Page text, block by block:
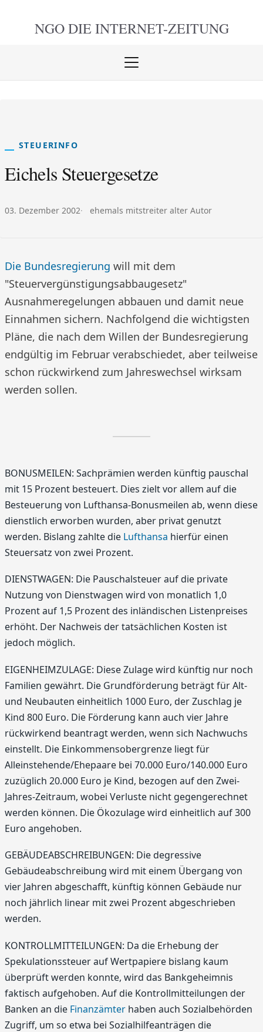
NGO DIE INTERNET-ZEITUNG
Menü
STEUERINFO
Eichels Steuergesetze
Veröffentlicht am:
03. Dezember 2002 Autor:
ehemals mitstreiter alter Autor
Die Bundesregierung will mit dem
"Steuervergünstigungsabbaugesetz"
Ausnahmeregelungen abbauen und damit neue
Einnahmen sichern. Nachfolgend die wichtigsten
Pläne, die nach dem Willen der Bundesregierung
endgültig im Februar verabschiedet, aber teilweise
schon rückwirkend zum Jahreswechsel wirksam
werden sollen.
BONUSMEILEN: Sachprämien werden künftig pauschal
mit 15 Prozent besteuert. Dies zielt vor allem auf die
Besteuerung von Lufthansa-Bonusmeilen ab, wenn diese
dienstlich erworben wurden, aber privat genutzt
werden. Bislang zahlte die Lufthansa hierfür einen
Steuersatz von zwei Prozent.
DIENSTWAGEN: Die Pauschalsteuer auf die private
Nutzung von Dienstwagen wird von monatlich 1,0
Prozent auf 1,5 Prozent des inländischen Listenpreises
erhöht. Der Nachweis der tatsächlichen Kosten ist
jedoch möglich.
EIGENHEIMZULAGE: Diese Zulage wird künftig nur noch
Familien gewährt. Die Grundförderung beträgt für Alt-
und Neubauten einheitlich 1000 Euro, der Zuschlag je
Kind 800 Euro. Die Förderung kann auch vier Jahre
rückwirkend beantragt werden, wenn sich Nachwuchs
einstellt. Die Einkommensobergrenze liegt für
Alleinstehende/Ehepaare bei 70.000 Euro/140.000 Euro
zuzüglich 20.000 Euro je Kind, bezogen auf den Zwei-
Jahres-Zeitraum, wobei Verluste nicht gegengerechnet
werden können. Die Ökozulage wird einheitlich auf 300
Euro angehoben.
GEBÄUDEABSCHREIBUNGEN: Die degressive
Gebäudeabschreibung wird mit einem Übergang von
vier Jahren abgeschafft, künftig können Gebäude nur
noch jährlich linear mit zwei Prozent abgeschrieben
werden.
KONTROLLMITTEILUNGEN: Da die Erhebung der
Spekulationssteuer auf Wertpapiere bislang kaum
überprüft werden konnte, wird das Bankgeheimnis
faktisch aufgehoben. Auf die Kontrollmitteilungen der
Banken an die Finanzämter haben auch Sozialbehörden
Zugriff, um so etwa bei Sozialhilfeanträgen die